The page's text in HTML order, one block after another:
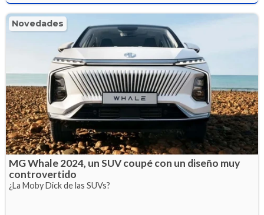
Novedades
MG Whale 2024, un SUV coupé con un diseño muy
controvertido
¿La Moby Dick de las SUVs?